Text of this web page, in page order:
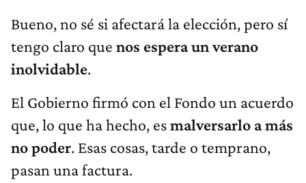
Bueno, no sé si afectará la elección, pero sí
tengo claro que nos espera un verano
inolvidable.
El Gobierno firmó con el Fondo un acuerdo
que, lo que ha hecho, esmalversarlo a más
no poder. Esas cosas, tarde o temprano,
pasan una factura.